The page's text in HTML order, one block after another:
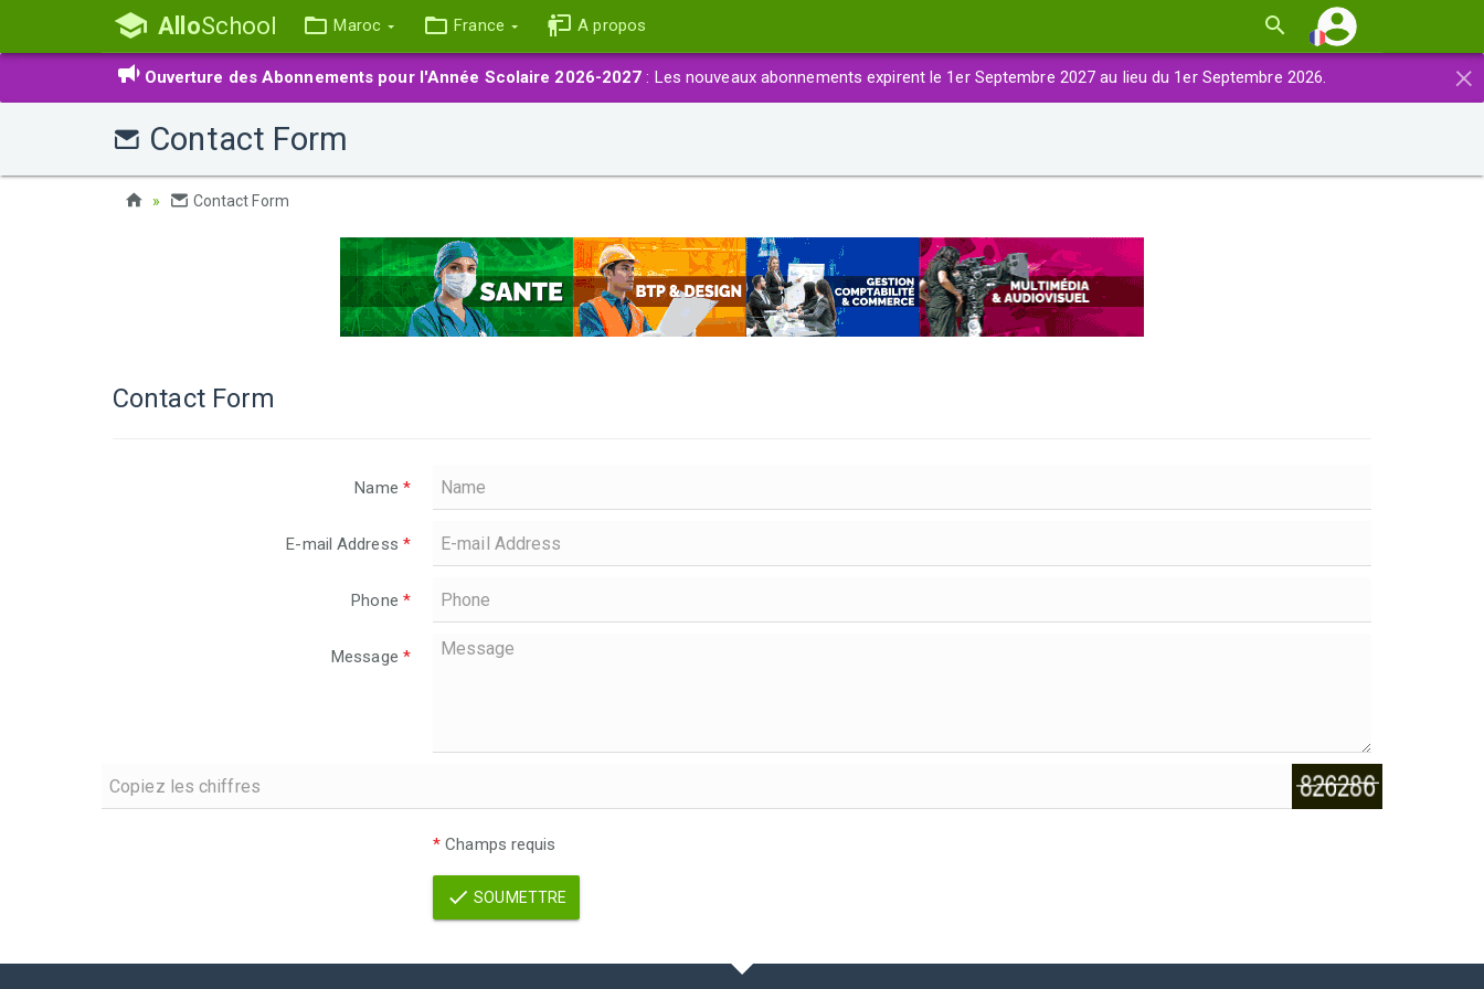
AlloSchool Maroc France A propos
×
Ouverture des Abonnements pour l'Année Scolaire 2026-2027 : Les nouveaux abonnements expirent le 1er Septembre 2027 au lieu du 1er Septembre 2026.
Contact Form
Contact Form
Contact Form
Name *
E-mail Address *
Phone *
Message *
* Champs requis
SOUMETTRE